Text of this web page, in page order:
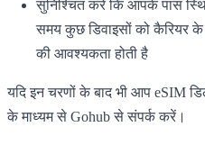
सुनिश्चित करें कि आपके पास
समय कुछ डिवाइसों को कैरियर
की आवश्यकता होती है
यदि इन चरणों के बाद भी आप eSIM
के माध्यम से Gohub से संपर्क करें।